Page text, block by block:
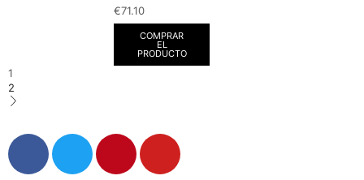
€71.10
COMPRAR
EL
PRODUCTO
1
2